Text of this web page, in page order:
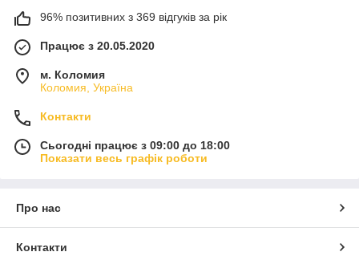
96% позитивних з 369 відгуків за рік
Працює з 20.05.2020
м. Коломия
Коломия, Україна
Контакти
Сьогодні працює з 09:00 до 18:00
Показати весь графік роботи
Про нас
Контакти